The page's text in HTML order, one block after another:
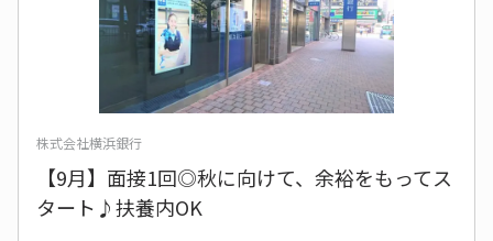
株式会社横浜銀行
【9月】面接1回◎秋に向けて、余裕をもってス
タート♪扶養内OK